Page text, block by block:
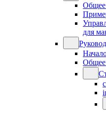
Общее
для
Общее